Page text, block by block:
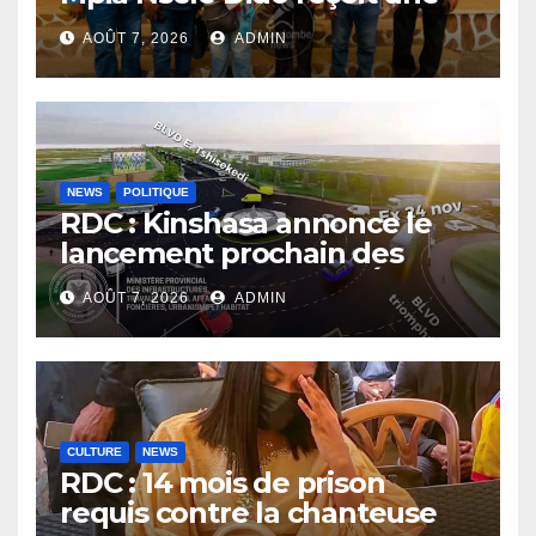
mission du PNLP pour
renforcer le suivi de la lutte
contre le paludisme
AOÛT 7, 2026 ADMIN
NEWS POLITIQUE
RDC : Kinshasa annonce le
lancement prochain des
travaux du boulevard Étienne
Tshisekedi
AOÛT 7, 2026 ADMIN
CULTURE NEWS
RDC : 14 mois de prison
requis contre la chanteuse